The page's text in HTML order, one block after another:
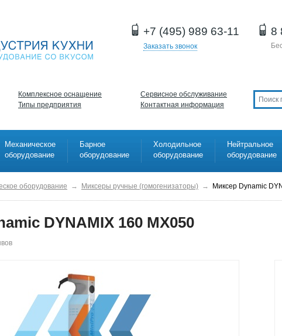
+7 (495) 989 63-11
Заказать звонок
8
Комплексное оснащение
Типы предприятия
Сервисное обслуживание
Контактная информация
Механическое
оборудование
Барное
оборудование
Холодильное
оборудование
Нейтральное
оборудование
оборудование → Миксеры ручные (гомогенизаторы) → Миксер Dynamic
DYNAMIX 160 MX050